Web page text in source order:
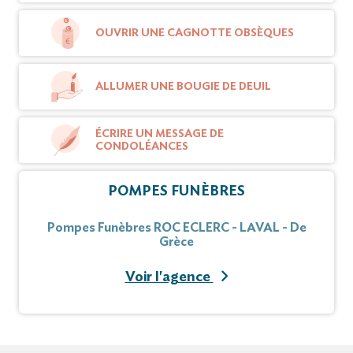
COURCIER, les EHPAD
et particulièrement l’USLD du Rocher Fleuri.
Fleurs naturelles seulement.
Cet avis tient lieu de faire-part et remerciements.
Vous pouvez déposer vos messages de
OUVRIR UNE CAGNOTTE OBSÈQUES
ALLUMER UNE BOUGIE DE DEUIL
ÉCRIRE UN MESSAGE DE
CONDOLÉANCES
POMPES FUNÈBRES
Pompes Funèbres ROC ECLERC - LAVAL - De
Grèce
Voir l'agence